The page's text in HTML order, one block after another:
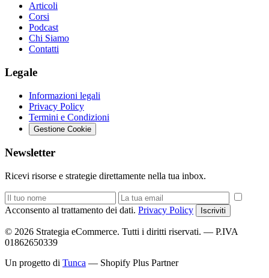
Articoli
Corsi
Podcast
Chi Siamo
Contatti
Legale
Informazioni legali
Privacy Policy
Termini e Condizioni
Gestione Cookie
Newsletter
Ricevi risorse e strategie direttamente nella tua inbox.
Acconsento al trattamento dei dati. Privacy Policy Iscriviti
© 2026 Strategia eCommerce. Tutti i diritti riservati. — P.IVA
01862650339
Un progetto di Tunca — Shopify Plus Partner